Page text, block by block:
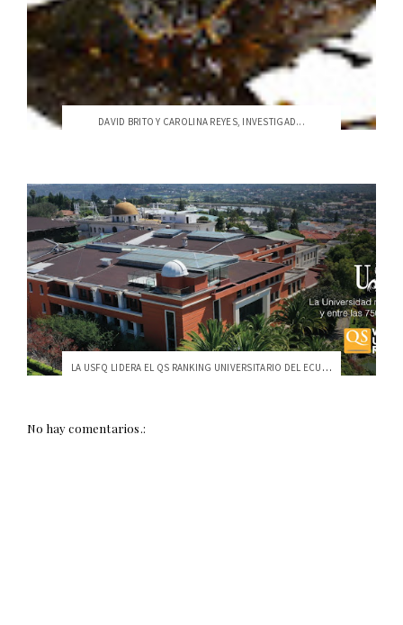
DAVID BRITO Y CAROLINA REYES, INVESTIGAD...
LA USFQ LIDERA EL QS RANKING UNIVERSITARIO DEL ECUADOR
No hay comentarios.: